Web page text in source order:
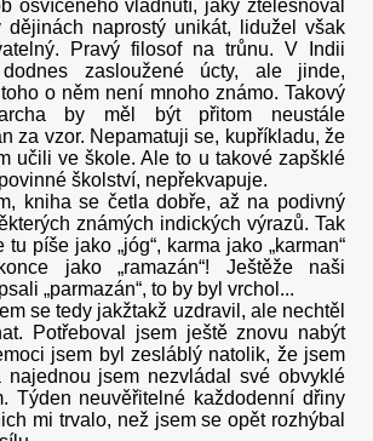
osvíceného vládnutí, jaký ztělesňoval
dějinách naprostý unikát, lidužel však
Pravý filosof na trůnu. V Indii
zasloužené úcty, ale jinde,
o něm není mnoho známo. Takový
by měl být přitom neustále
za vzor. Nepamatuji se, kupříkladu, že
učili ve škole. Ale to u takové zapšklé
školství, nepřekvapuje.
se četla dobře, až na podivný
známých indických výrazů. Tak
píše jako „jóg“, karma jako „karman“
jako „ramazán“! Ještěže naši
„parmazán“, to by byl vrchol...
tedy jakžtakž uzdravil, ale nechtěl
Potřeboval jsem ještě znovu nabýt
jsem byl zesláblý natolik, že jsem
najednou jsem nezvládal své obvyklé
Týden neuvěřitelné každodenní dřiny
mi trvalo, než jsem se opět rozhýbal